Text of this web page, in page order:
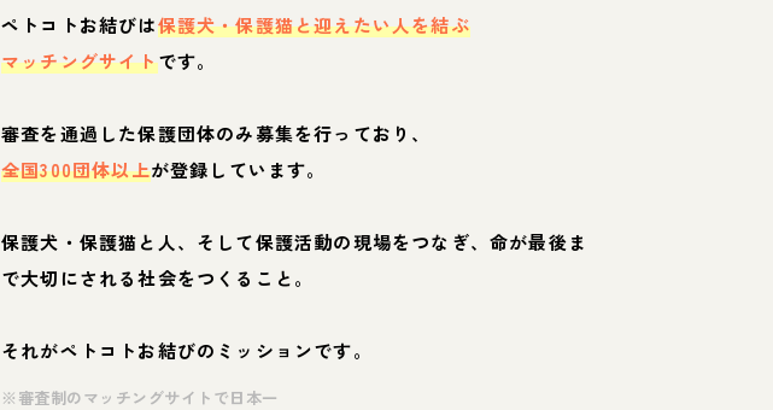
ペトコトお結びは保護犬・保護猫と迎えたい人を結ぶ
マッチングサイトです。
審査を通過した保護団体のみ募集を行っており、
全国300団体以上が登録しています。
保護犬・保護猫と人、そして保護活動の現場をつなぎ、命が最後ま
で大切にされる社会をつくること。
それがペトコトお結びのミッションです。
※審査制のマッチングサイトで日本一